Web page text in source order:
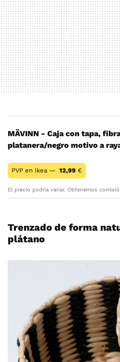
MÄVINN - Caja con tapa,
platanera/negro motivo a
PVP en Ikea — 12,99 €
El precio podría variar. Obtenemos
Trenzado de forma
plátano